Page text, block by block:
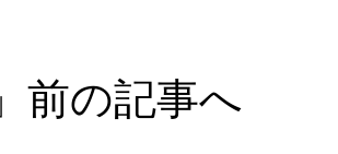
」前の記事へ